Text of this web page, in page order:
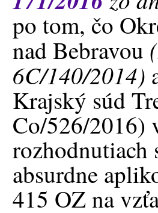
po tom, čo
nad Bebravou
6C/140/2014)
Krajský súd
Co/526/2016)
rozhodnutiach
absurdne
415 OZna